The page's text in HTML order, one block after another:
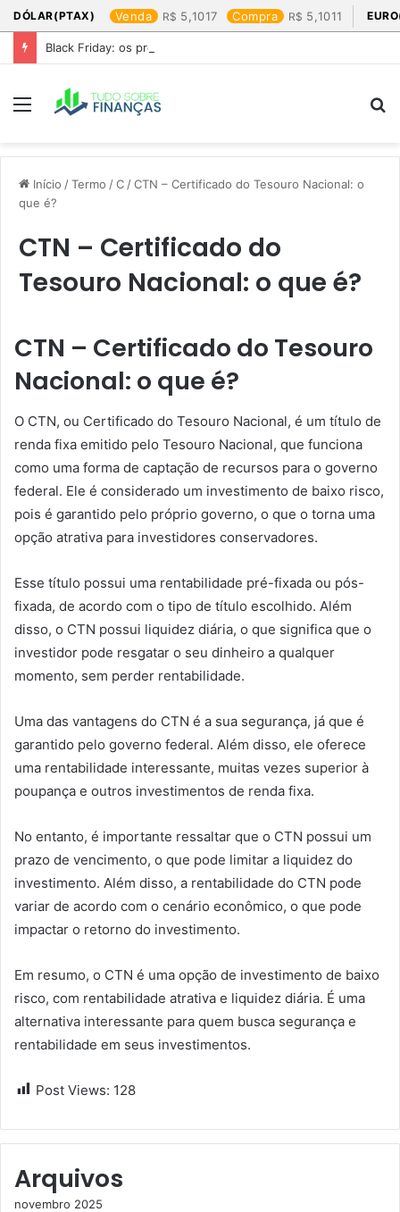
DÓLAR(PTAX) Venda 5,1017 Compra 5,1011
Black Friday: os produtos que mais valem a pena
Menu
Início /Termo /C /CTN – Certificado do Tesouro Nacional: o
que é?
CTN – Certificado do
Tesouro Nacional: o que é?
CTN – Certificado do Tesouro
Nacional: o que é?
O CTN, ou Certificado do Tesouro Nacional, é um título de
renda fixa emitido pelo Tesouro Nacional, que funciona
como uma forma de captação de recursos para o governo
federal. Ele é considerado um investimento de baixo risco,
pois é garantido pelo próprio governo, o que o torna uma
opção atrativa para investidores conservadores.
Esse título possui uma rentabilidade pré-fixada ou pós-
fixada, de acordo com o tipo de título escolhido. Além
disso, o CTN possui liquidez diária, o que significa que o
investidor pode resgatar o seu dinheiro a qualquer
momento, sem perder rentabilidade.
Uma das vantagens do CTN é a sua segurança, já que é
garantido pelo governo federal. Além disso, ele oferece
uma rentabilidade interessante, muitas vezes superior à
poupança e outros investimentos de renda fixa.
No entanto, é importante ressaltar que o CTN possui um
prazo de vencimento, o que pode limitar a liquidez do
investimento. Além disso, a rentabilidade do CTN pode
variar de acordo com o cenário econômico, o que pode
impactar o retorno do investimento.
Em resumo, o CTN é uma opção de investimento de baixo
risco, com rentabilidade atrativa e liquidez diária. É uma
alternativa interessante para quem busca segurança e
rentabilidade em seus investimentos.
Post Views: 128
Arquivos
novembro 2025